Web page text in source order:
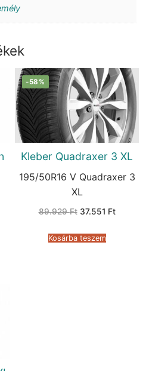
-58%
Kleber Quadraxer 3 XL
195/50R16 V Quadraxer 3
XL
89.929Ft Original
89.929 Ft.
37.551 FtCurrent
Kosárba teszem